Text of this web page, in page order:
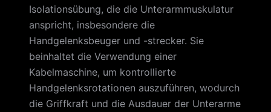
Isolationsübung, die die Unterarmmuskulatur
anspricht, insbesondere die
Handgelenksbeuger und -strecker. Sie
beinhaltet die Verwendung einer
Kabelmaschine, um kontrollierte
Handgelenksrotationen auszuführen, wodurch
die Griffkraft und die Ausdauer der Unterarme